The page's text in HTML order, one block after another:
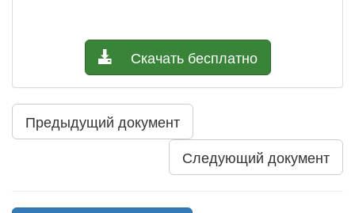
Скачать бесплатно
Предыдущий документ
Следующий документ